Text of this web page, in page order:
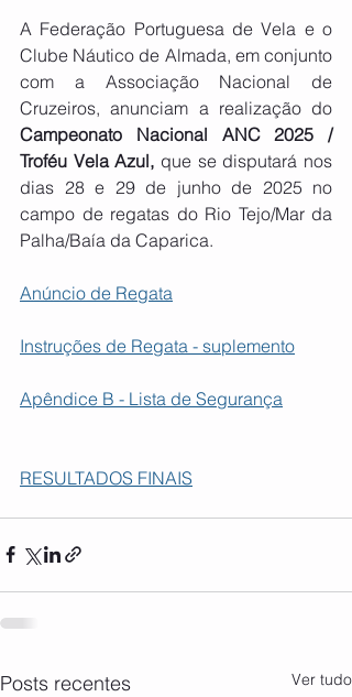
A Federação Portuguesa de Vela e o
Clube Náutico de Almada, em conjunto
com a Associação Nacional de
Campeonato Nacional ANC 2025 /
Troféu Vela Azul, que se disputará nos
dias 28 e 29 de junho de 2025 no
campo de regatas do Rio Tejo/Mar da
Palha/Baía da Caparica.
Anúncio de Regata
Instruções de Regata - suplemento
Apêndice B - Lista de Segurança
RESULTADOS FINAIS
Posts recentes Ver tudo